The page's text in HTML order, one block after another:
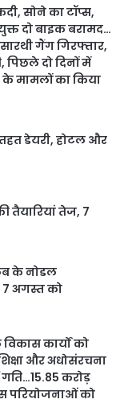
सोने का टॉप्स,
दो बाइक बरामद…
गैंग गिरफ्तार,
पिछले दो दिनों में
के मामलों का किया
डेयरी, होटल और
तैयारियां तेज, 7
के नोडल
7 अगस्त को
कार्यों को
और अधोसंरचना
करोड़
परियोजनाओं को